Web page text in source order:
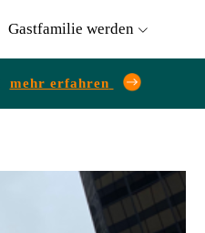
Gastfamilie werden
mehr erfahren